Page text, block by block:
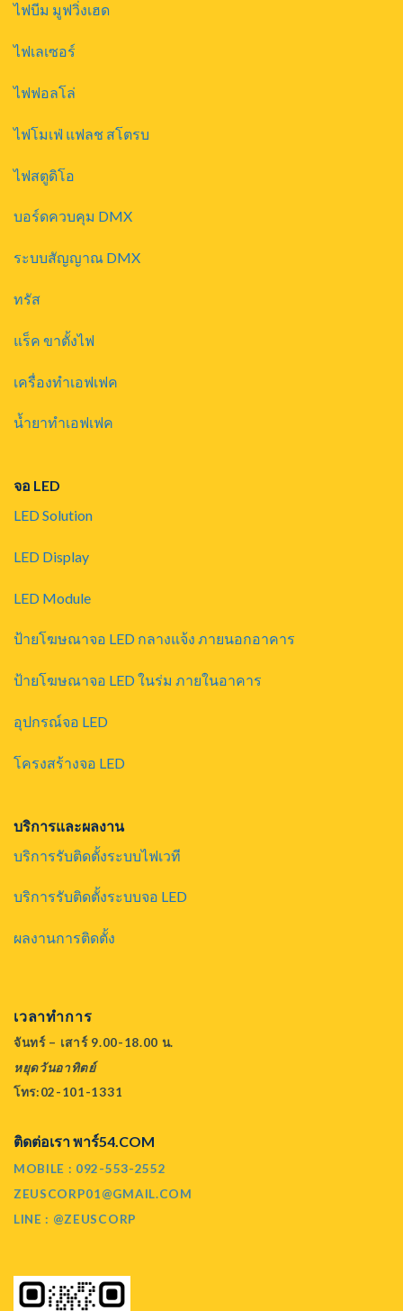
ไฟบีม มูฟวิ่งเฮด
ไฟเลเซอร์
ไฟฟอลโล่
ไฟโมเฟ่ แฟลช สโตรบ
ไฟสตูดิโอ
บอร์ดควบคุม DMX
ระบบสัญญาณ DMX
ทรัส
แร็ค ขาตั้งไฟ
เครื่องทำเอฟเฟค
น้ำยาทำเอฟเฟค
จอ LED
LED Solution
LED Display
LED Module
ป้ายโฆษณาจอ LED กลางแจ้ง ภายนอกอาคาร
ป้ายโฆษณาจอ LED ในร่ม ภายในอาคาร
อุปกรณ์จอ LED
โครงสร้างจอ LED
บริการและผลงาน
บริการรับติดตั้งระบบไฟเวที
บริการรับติดตั้งระบบจอ LED
ผลงานการติดตั้ง
เวลาทำการ
จันทร์ – เสาร์ 9.00-18.00 น.
หยุดวันอาทิตย์
โทร:02-101-1331
ติดต่อเรา พาร์54.COM
MOBILE : 092-553-2552
ZEUSCORP01@GMAIL.COM
LINE : @ZEUSCORP